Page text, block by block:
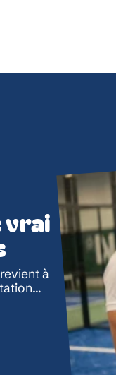
vrai
à
…